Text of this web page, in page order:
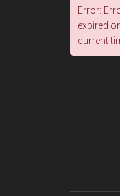
Error:
expired
current